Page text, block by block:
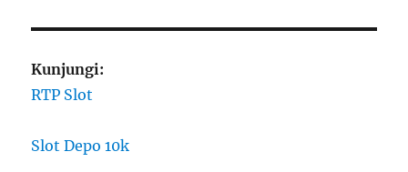
Kunjungi:
RTP Slot
Slot Depo 10k